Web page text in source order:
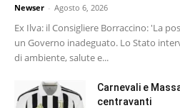
Newser - Agosto 6, 2026
Ex Ilva: il Consigliere Borraccino: 'La
un Governo inadeguato. Lo Stato
di ambiente, salute e...
Carnevali e
centravanti